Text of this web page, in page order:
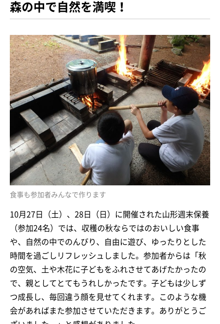
森の中で自然を満喫！
食事も参加者みんなで作ります
10月27日（土）、28日（日）に開催された山形週末保養
（参加24名）では、収穫の秋ならではのおいしい食事
や、自然の中でのんびり、自由に遊び、ゆったりとした
時間を過ごしリフレッシュしました。参加者からは「秋
の空気、土や木花に子どもをふれさせてあげたかったの
で、親としてとてもうれしかったです。子どもは少しず
つ成長し、毎回違う顔を見せてくれます。このような機
会があればまた参加させていただきます。ありがとうご